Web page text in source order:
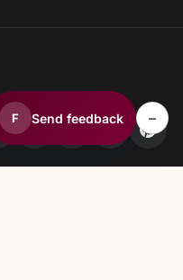
F Send feedback –